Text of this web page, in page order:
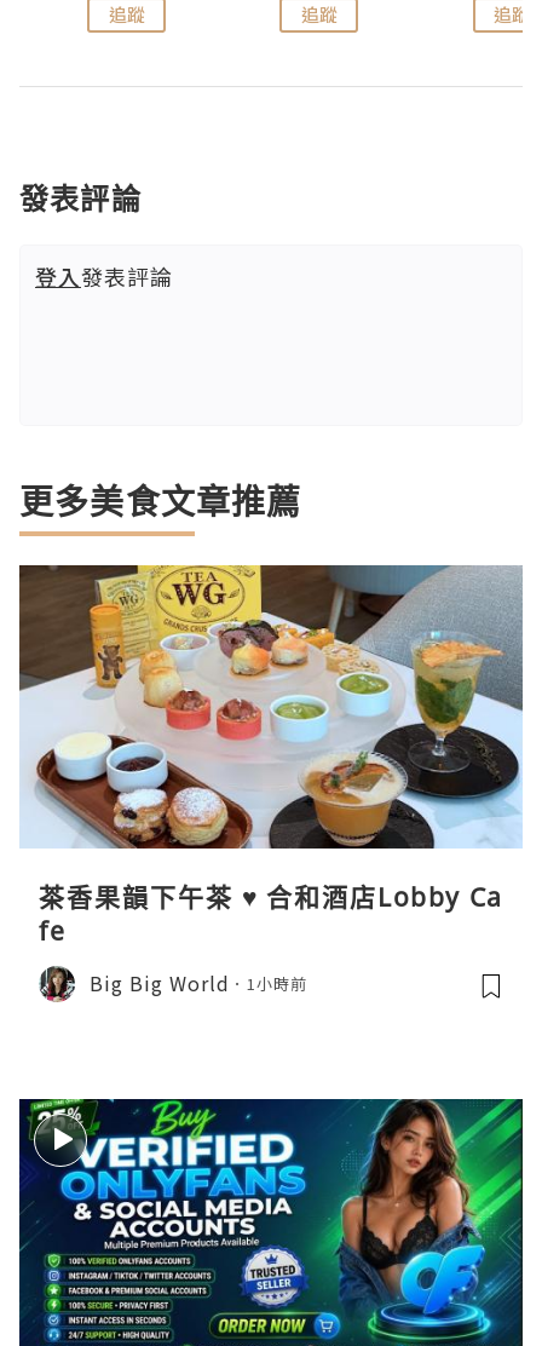
追蹤 追蹤 追蹤
發表評論
登入發表評論
更多美食文章推薦
茶香果韻下午茶 ♥ 合和酒店Lobby Ca
fe
Big Big World 1小時前